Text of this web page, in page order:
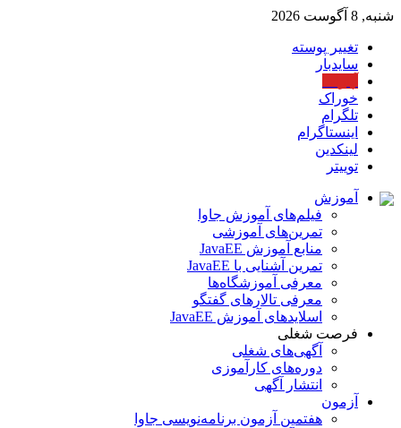
شنبه, 8 آگوست 2026
تغییر پوسته
سایدبار
خوراک
تلگرام
اینستاگرام
لینکدین
توییتر
آموزش
فیلم‌های آموزش جاوا
تمرین‌های آموزشی
منابع آموزش JavaEE
تمرین آشنایی با JavaEE
معرفی آموزشگاه‌ها
معرفی تالارهای گفتگو
اسلایدهای آموزش JavaEE
فرصت شغلی
آگهی‌های شغلی
دوره‌های کارآموزی
انتشار آگهی
آزمون
هفتمین آزمون برنامه‌نویسی جاوا